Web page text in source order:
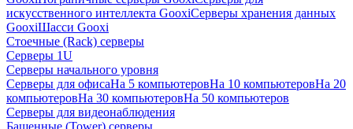
искусственного интеллекта GooxiСерверы хранения данных
GooxiШасси Gooxi
Стоечные (Rack) серверы
Серверы 1U
Серверы начального уровня
Серверы для офисаНа 5 компьютеровНа 10 компьютеровНа 20
компьютеровНа 30 компьютеровНа 50 компьютеров
Серверы для видеонаблюдения
Башенные (Tower) серверы